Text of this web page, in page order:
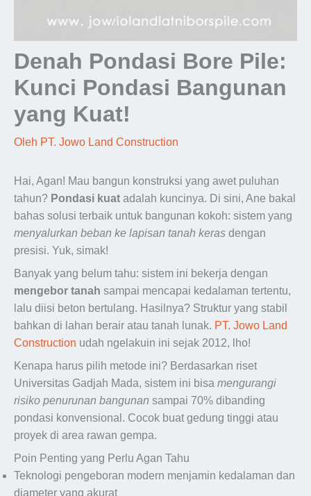
Denah Pondasi Bore Pile:
Kunci Pondasi Bangunan
yang Kuat!
Oleh PT. Jowo Land Construction
Hai, Agan! Mau bangun konstruksi yang awet puluhan
tahun? Pondasi kuat adalah kuncinya. Di sini, Ane bakal
bahas solusi terbaik untuk bangunan kokoh: sistem yang
menyalurkan beban ke lapisan tanah keras dengan
presisi. Yuk, simak!
Banyak yang belum tahu: sistem ini bekerja dengan
mengebor tanah sampai mencapai kedalaman tertentu,
lalu diisi beton bertulang. Hasilnya? Struktur yang stabil
bahkan di lahan berair atau tanah lunak. PT. Jowo Land
Construction udah ngelakuin ini sejak 2012, lho!
Kenapa harus pilih metode ini? Berdasarkan riset
Universitas Gadjah Mada, sistem ini bisa mengurangi
risiko penurunan bangunan sampai 70% dibanding
pondasi konvensional. Cocok buat gedung tinggi atau
proyek di area rawan gempa.
Poin Penting yang Perlu Agan Tahu
Teknologi pengeboran modern menjamin kedalaman dan
diameter yang akurat